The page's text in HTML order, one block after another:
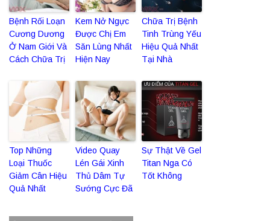
Bệnh Rối Loạn
Cương Dương
Ở Nam Giới Và
Cách Chữa Trị
Kem Nở Ngực
Được Chị Em
Săn Lùng Nhất
Hiện Nay
Chữa Trị Bệnh
Tinh Trùng Yếu
Hiệu Quả Nhất
Tại Nhà
Top Những
Loại Thuốc
Giảm Cân Hiệu
Quả Nhất
Video Quay
Lén Gái Xinh
Thủ Dâm Tự
Sướng Cực Đã
Sự Thật Về Gel
Titan Nga Có
Tốt Không